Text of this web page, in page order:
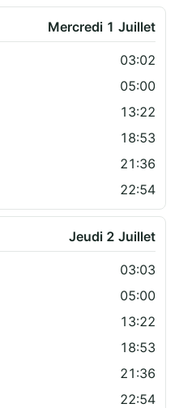
Mercredi 1 Juillet
03:02
05:00
13:22
18:53
21:36
22:54
Jeudi 2 Juillet
03:03
05:00
13:22
18:53
21:36
22:54